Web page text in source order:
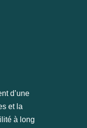
d’une
et la
à long